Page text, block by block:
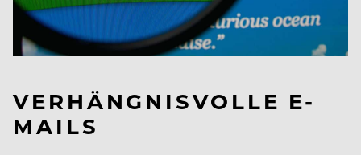
VERHÄNGNISVOLLE E-
MAILS